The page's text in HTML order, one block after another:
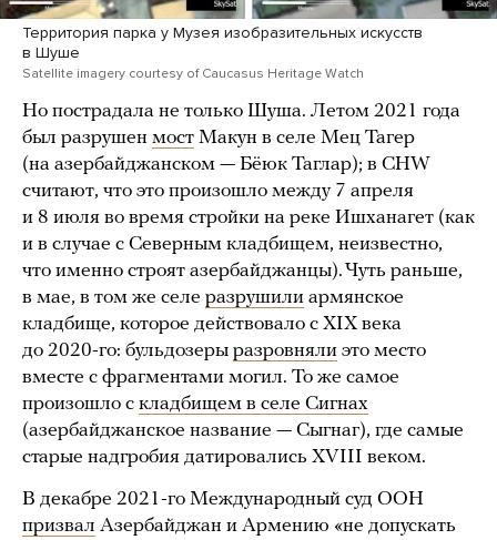
Территория парка у Музея изобразительных искусств
в Шуше
Satellite imagery courtesy of Caucasus Heritage Watch
Но пострадала не только Шуша. Летом 2021 года
был разрушен мост Макун в селе Мец Тагер
(на азербайджанском — Бёюк Таглар); в CHW
считают, что это произошло между 7 апреля
и 8 июля во время стройки на реке Ишханагет (как
и в случае с Северным кладбищем, неизвестно,
что именно строят азербайджанцы). Чуть раньше,
в мае, в том же селе разрушили армянское
кладбище, которое действовало с XIX века
до 2020-го: бульдозеры разровняли это место
вместе с фрагментами могил. То же самое
произошло с кладбищем в селе Сигнах
(азербайджанское название — Сыгнаг), где самые
старые надгробия датировались XVIII веком.
В декабре 2021-го Международный суд ООН
призвал Азербайджан и Армению «не допускать